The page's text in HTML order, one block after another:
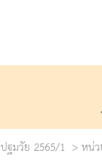
ปฐมวัย 2565/1 หน่ว